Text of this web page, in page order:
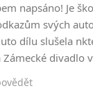
napsáno! Je
svých
dílu slušela
Zámecké divadlo